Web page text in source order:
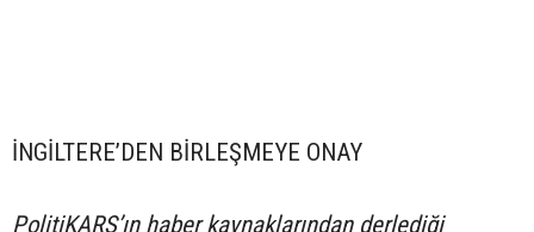
İNGİLTERE’DEN BİRLEŞMEYE ONAY
PolitiKARS’ın haber kaynaklarından derlediği